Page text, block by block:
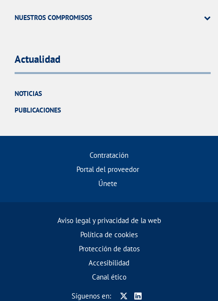
NUESTROS COMPROMISOS
Actualidad
NOTICIAS
PUBLICACIONES
Contratación
Portal del proveedor
Únete
Aviso legal y privacidad de la web
Política de cookies
Protección de datos
Accesibilidad
Canal ético
Síguenos en: